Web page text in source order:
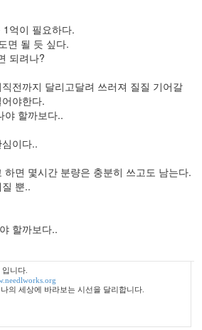
억이 필요하다.
면 될 듯 싶다.
되려나?
전까지 달리고달려 쓰러져 질질 기어갈
야한다.
야 할까보다..
이다..
하면 몇시간 분량은 충분히 쓰고도 남는다.
뿐..
할까보다..
니다.
의 세상에 바라보는 시선을 달리합니다.